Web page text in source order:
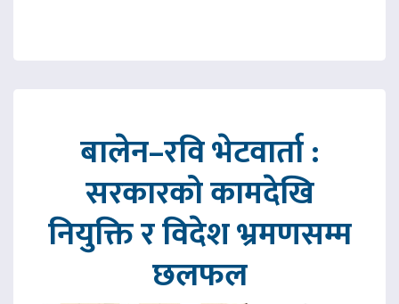
बालेन–रवि भेटवार्ता :
सरकारको कामदेखि
नियुक्ति र विदेश भ्रमणसम्म
छलफल